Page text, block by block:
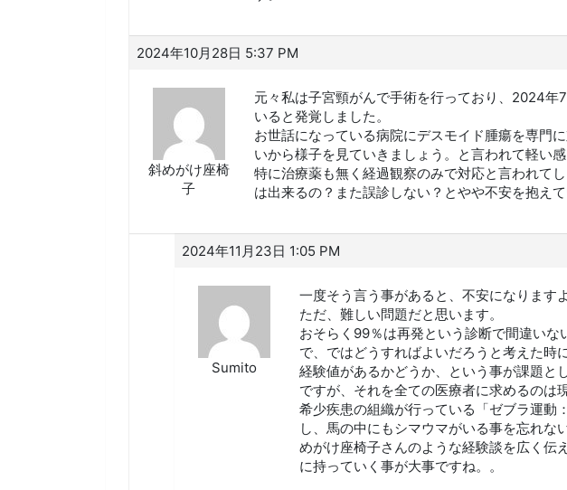
2024年10月28日 5:37 PM
斜めがけ座椅
子
元々私は子宮頸がんで手術を行っており、2024年
いると発覚しました。
お世話になっている病院にデスモイド腫瘍を専門
いから様子を見ていきましょう。と言われて軽い感
特に治療薬も無く経過観察のみで対応と言われて
は出来るの？また誤診しない？とやや不安を抱えて
2024年11月23日 1:05 PM
Sumito
一度そう言う事があると、不安になりますよ
ただ、難しい問題だと思います。
おそらく99％は再発という診断で間違い
で、ではどうすればよいだろうと考えた時
経験値があるかどうか、という事が課題と
ですが、それを全ての医療者に求めるのは
希少疾患の組織が行っている「ゼブラ運動
し、馬の中にもシマウマがいる事を忘れ
めがけ座椅子さんのような経験談を広く伝
に持っていく事が大事ですね。。